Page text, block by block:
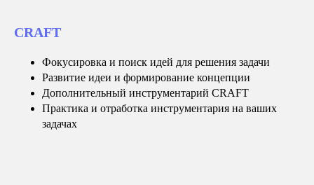
CRAFT
Фокусировка и поиск идей для решения задачи
Развитие идеи и формирование концепции
Дополнительный инструментарий CRAFT
Практика и отработка инструментария на ваших
задачах